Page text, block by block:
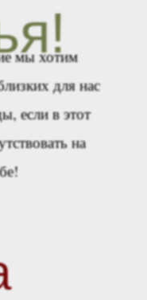
мы хотим
для нас
если в этот
на